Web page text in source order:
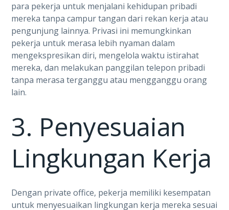
para pekerja untuk menjalani kehidupan pribadi
mereka tanpa campur tangan dari rekan kerja atau
pengunjung lainnya. Privasi ini memungkinkan
pekerja untuk merasa lebih nyaman dalam
mengekspresikan diri, mengelola waktu istirahat
mereka, dan melakukan panggilan telepon pribadi
tanpa merasa terganggu atau mengganggu orang
lain.
3. Penyesuaian
Lingkungan Kerja
Dengan private office, pekerja memiliki kesempatan
untuk menyesuaikan lingkungan kerja mereka sesuai